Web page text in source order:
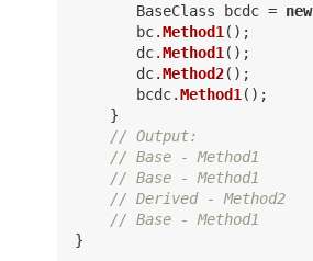
BaseClass
bcdc = new
bc.Method1 ();
dc.Method1 ();
dc.Method2();
bcdc.Method1 ();
}
// Output:
// Base - Method1
// Base - Method1
// Derived - Method2
// Base - Method1
}